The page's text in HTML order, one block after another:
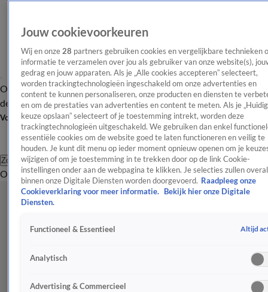
OverzichtAfleveringen Entertainment TV Algemeen
Tip
de redactieNieuwsbrief
Volg Shownieuws
Zoeken
OverzichtEntertainmentSpraakmakendRealityCrimeVideo's
Jouw cookievoorkeuren
Wij en onze 28 partners gebruiken cookies en vergelijkbare technieken
informatie te verzamelen over jou als gebruiker van onze website(s),
gedrag en jouw apparaten. Als je „Alle cookies accepteren” selecteert,
worden trackingtechnologieën ingeschakeld om onze advertenties en
content te kunnen personaliseren, onze producten en diensten te
en om de prestaties van advertenties en content te meten. Als je
keuze opslaan” selecteert of je toestemming intrekt, worden deze
trackingtechnologieën uitgeschakeld. We gebruiken dan enkel
essentiële cookies om de website goed te laten functioneren en veilig te
houden. Je kunt dit menu op ieder moment opnieuw openen om je
wijzigen of om je toestemming in te trekken door op de link Cookie-
instellingen onder aan de webpagina te klikken. Je selecties zullen overal
binnen onze Digitale Diensten worden doorgevoerd. Raadpleeg onze
Cookieverklaring voor meer informatie.
Bekijk hier onze Digitale
Diensten.
Functioneel & Essentieel Altijd
Analytisch
Advertising & Commercieel